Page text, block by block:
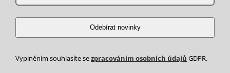
Odebírat novinky
Vyplněním souhlasíte sezpracováním osobních údajů GDPR.